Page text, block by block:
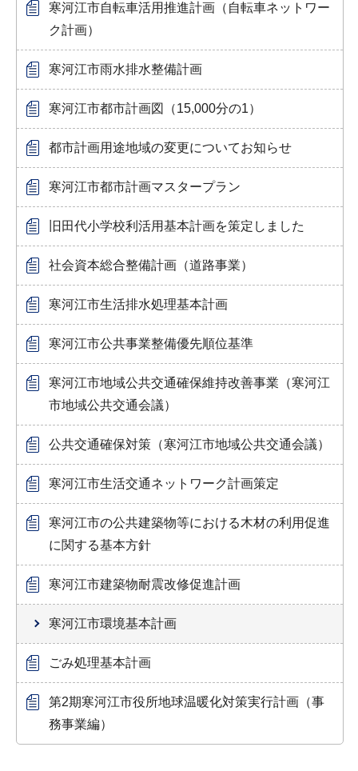
寒河江市自転車活用推進計画（自転車ネットワー
ク計画）
寒河江市雨水排水整備計画
寒河江市都市計画図（15,000分の1）
都市計画用途地域の変更についてお知らせ
寒河江市都市計画マスタープラン
旧田代小学校利活用基本計画を策定しました
社会資本総合整備計画（道路事業）
寒河江市生活排水処理基本計画
寒河江市公共事業整備優先順位基準
寒河江市地域公共交通確保維持改善事業（寒河江
市地域公共交通会議）
公共交通確保対策（寒河江市地域公共交通会議）
寒河江市生活交通ネットワーク計画策定
寒河江市の公共建築物等における木材の利用促進
に関する基本方針
寒河江市建築物耐震改修促進計画
寒河江市環境基本計画
ごみ処理基本計画
第2期寒河江市役所地球温暖化対策実行計画（事
務事業編）